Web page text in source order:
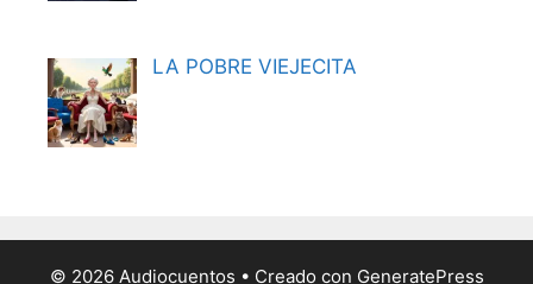
LA POBRE VIEJECITA
© 2026 Audiocuentos • Creado con GeneratePress